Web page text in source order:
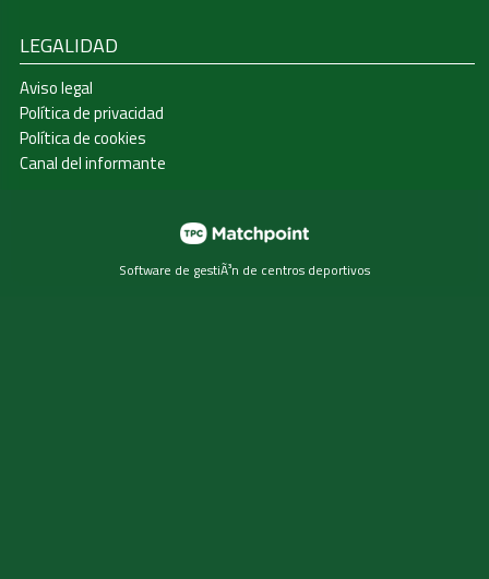
LEGALIDAD
Aviso legal
Política de privacidad
Política de cookies
Canal del informante
Software de gestiÃ³n de centros deportivos